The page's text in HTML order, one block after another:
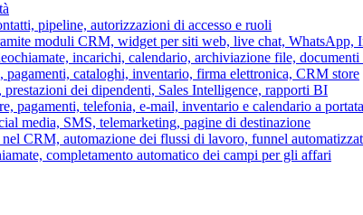
pipeline, autorizzazioni di accesso e ruoli
moduli CRM, widget per siti web, live chat, WhatsApp,
incarichi, calendario, archiviazione file,
pagamenti, cataloghi, inventario, firma elettronica, CRM store
dei dipendenti, Sales Intelligence, rapporti BI
pagamenti, telefonia, e-mail, inventario e calendario a
media, SMS, telemarketing, pagine di destinazione
CRM, automazione dei flussi di lavoro, funnel
completamento automatico dei campi per gli affari